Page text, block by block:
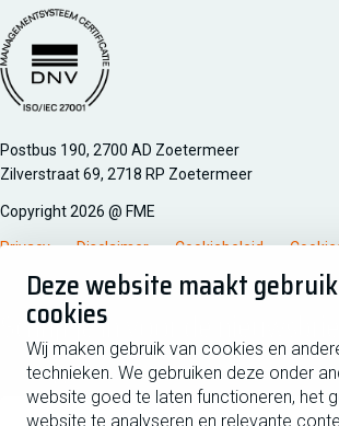
Deze website maakt
cookies
Wij maken gebruik van cookies en
technieken. We gebruiken deze onder
website goed te laten functioneren, het
website te analyseren en relevante
Managementsyteem certificatie DNV
Postbus 190, 2700 AD Zoetermeer
Zilverstraat 69, 2718 RP Zoetermeer
Copyright 2026 @ FME
Privacy Disclaimer Cookiebeleid
Schrijf je in voor de nieuwsbrief
Voornaam